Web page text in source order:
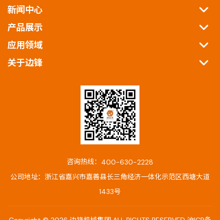
新闻中心
产品展示
应用领域
关于边锋
咨询热线： 400-630-2228
公司地址：浙江省嘉兴市嘉善县长三角经济一体化示范区西塘大道
1433号